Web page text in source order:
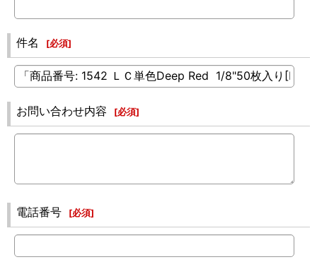
件名 [必須]
お問い合わせ内容 [必須]
電話番号 [必須]